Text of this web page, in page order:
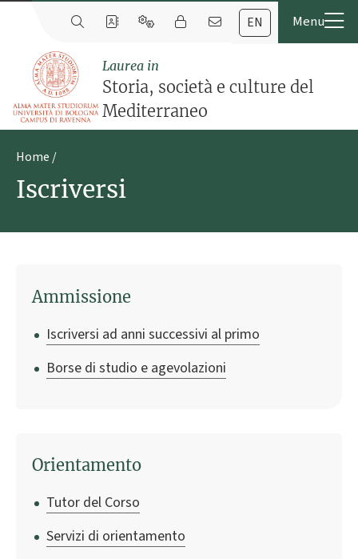
EN
Laurea in
Storia, società e culture del
Mediterraneo
Home
Iscriversi
Ammissione
Iscriversi ad anni successivi al primo
Borse di studio e agevolazioni
Orientamento
Tutor del Corso
Servizi di orientamento